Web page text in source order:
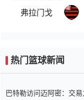
弗拉门戈
热门篮球新闻
巴特勒访问迈阿密：交